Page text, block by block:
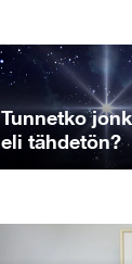
Tunnetko
eli tähdetön?